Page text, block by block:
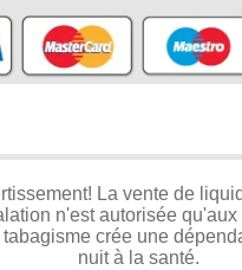
La vente de
n'est autorisée qu'aux
tabagisme crée une
nuit à la santé.